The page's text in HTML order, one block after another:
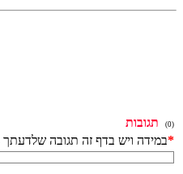
(0)
תגובות
*במידה ויש בדף זה תגובה